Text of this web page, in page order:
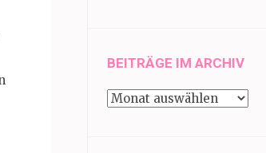
BEITRÄGE IM ARCHIV
Beiträge